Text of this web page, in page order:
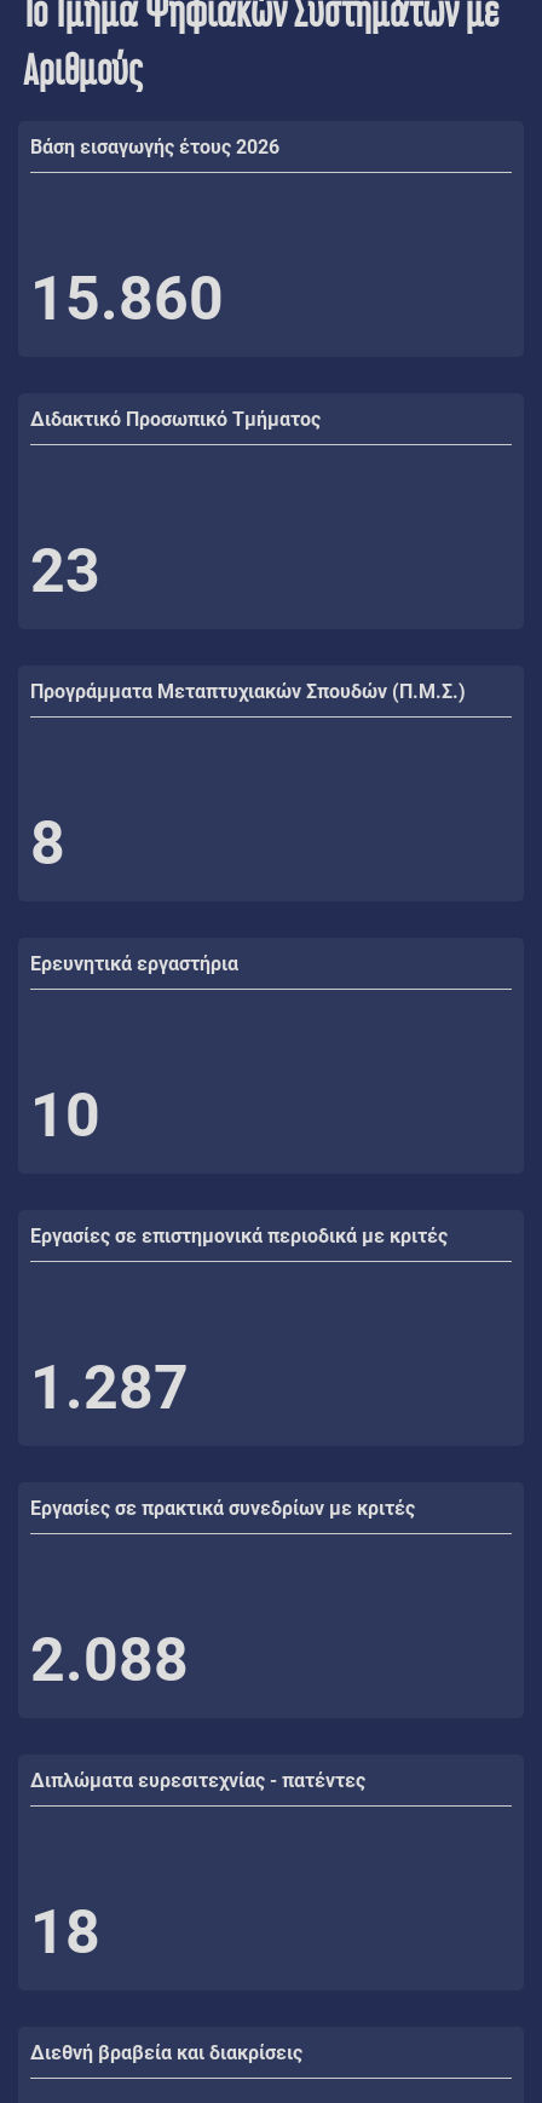
Το Τμήμα Ψηφιακών Συστημάτων με
Αριθμούς
Βάση εισαγωγής έτους 2026
15.860
Διδακτικό Προσωπικό Τμήματος
23
Προγράμματα Μεταπτυχιακών Σπουδών (Π.Μ.Σ.)
8
Ερευνητικά εργαστήρια
10
Εργασίες σε επιστημονικά περιοδικά με κριτές
1.287
Εργασίες σε πρακτικά συνεδρίων με κριτές
2.088
Διπλώματα ευρεσιτεχνίας - πατέντες
18
Διεθνή βραβεία και διακρίσεις